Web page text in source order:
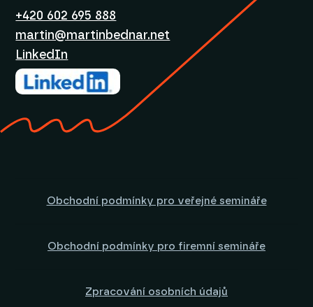
+420 602 695 888
martin@martinbednar.net
LinkedIn
Obchodní podmínky pro veřejné semináře
Obchodní podmínky pro firemní semináře
Zpracování osobních údajů